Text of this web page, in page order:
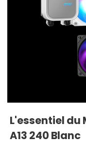
L'essentiel du
A13 240 Blanc